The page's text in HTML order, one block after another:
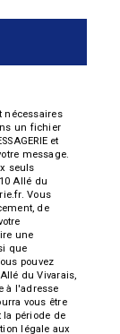
nécessaires
un fichier
et
message.
seuls
Allé du
Vous
de
une
que
pouvez
du Vivarais,
à l'adresse
vous être
la période de
légale aux